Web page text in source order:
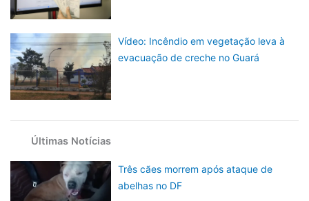
Vídeo: Incêndio em vegetação leva à
evacuação de creche no Guará
Últimas Notícias
Três cães morrem após ataque de
abelhas no DF